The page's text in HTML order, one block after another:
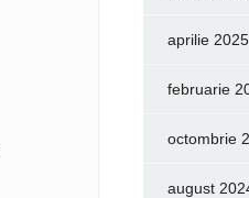
aprilie 2025
februarie
octombrie
august